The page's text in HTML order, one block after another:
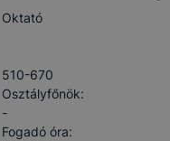
Oktató
510-670
Osztályfőnök:
-
Fogadó óra: